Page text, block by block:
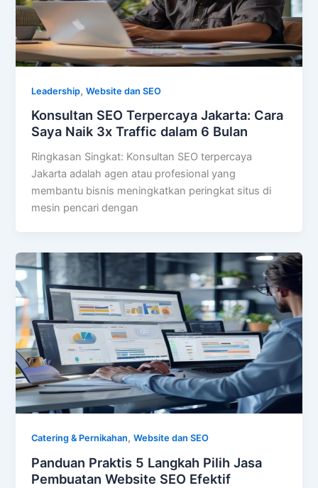
Leadership,Website dan SEO
Konsultan SEO Terpercaya Jakarta: Cara
Saya Naik 3x Traffic dalam 6 Bulan
Ringkasan Singkat: Konsultan SEO terpercaya
Jakarta adalah agen atau profesional yang
membantu bisnis meningkatkan peringkat situs di
mesin pencari dengan
Catering & Pernikahan,Website dan SEO
Panduan Praktis 5 Langkah Pilih Jasa
Pembuatan Website SEO Efektif